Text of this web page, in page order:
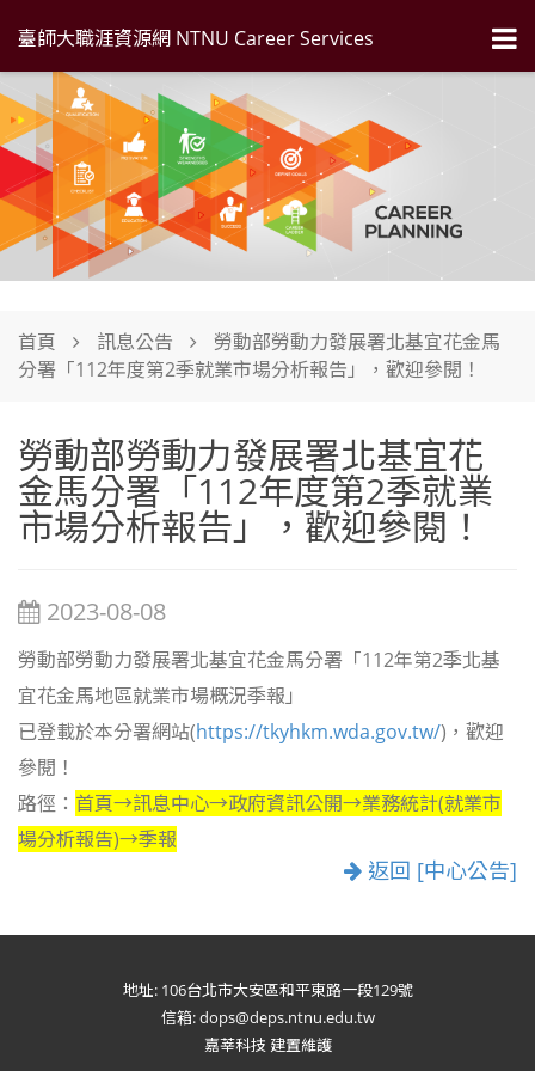
臺師大職涯資源網 NTNU Career Services
首頁 訊息公告
勞動部勞動力發展署北基宜花金馬
分署「112年度第2季就業市場分析報告」，歡迎參閱！
勞動部勞動力發展署北基宜花
金馬分署「112年度第2季就業
市場分析報告」，歡迎參閱！
2023-08-08
勞動部勞動力發展署北基宜花金馬分署「112年第2季北基
宜花金馬地區就業市場概況季報」
已登載於本分署網站(https://tkyhkm.wda.gov.tw/)，歡迎
參閱！
路徑： 首頁→訊息中心→政府資訊公開→業務統計(就業市
場分析報告)→季報
返回 [中心公告]
地址: 106台北市大安區和平東路一段129號
信箱: dops@deps.ntnu.edu.tw
嘉莘科技 建置維護